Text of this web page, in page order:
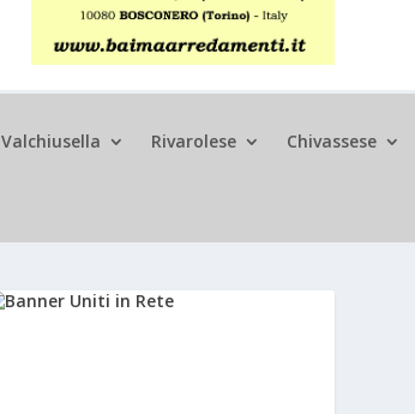
Valchiusella Rivarolese Chivassese